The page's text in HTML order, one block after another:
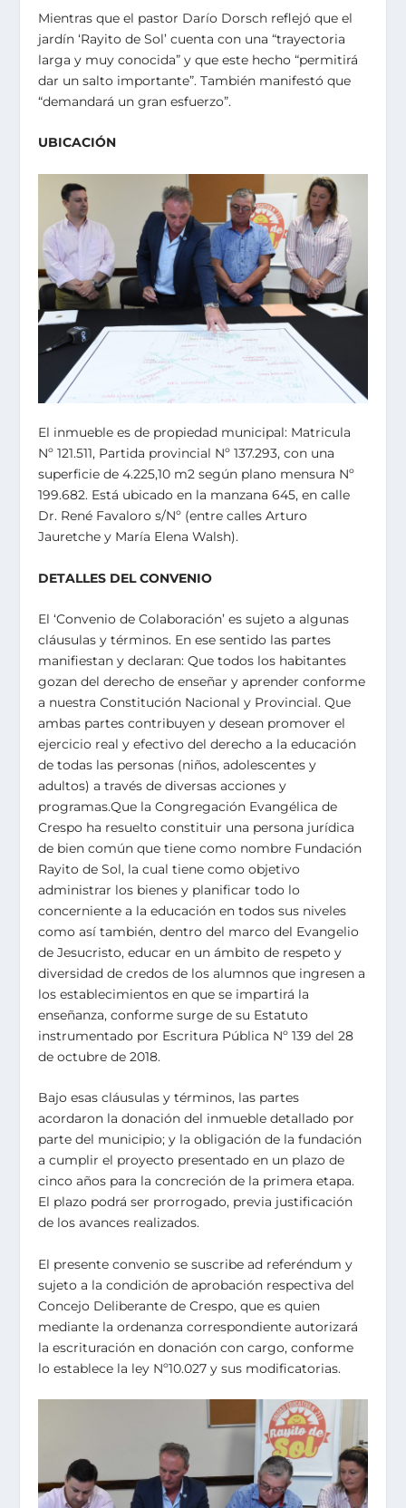
Mientras que el pastor Darío Dorsch reflejó que el
jardín ‘Rayito de Sol’ cuenta con una “trayectoria
larga y muy conocida” y que este hecho “permitirá
dar un salto importante”. También manifestó que
“demandará un gran esfuerzo”.
UBICACIÓN
El inmueble es de propiedad municipal: Matricula
Nº 121.511, Partida provincial Nº 137.293, con una
superficie de 4.225,10 m2 según plano mensura Nº
199.682. Está ubicado en la manzana 645, en calle
Dr. René Favaloro s/Nº (entre calles Arturo
Jauretche y María Elena Walsh).
DETALLES DEL CONVENIO
El ‘Convenio de Colaboración’ es sujeto a algunas
cláusulas y términos. En ese sentido las partes
manifiestan y declaran: Que todos los habitantes
gozan del derecho de enseñar y aprender conforme
a nuestra Constitución Nacional y Provincial. Que
ambas partes contribuyen y desean promover el
ejercicio real y efectivo del derecho a la educación
de todas las personas (niños, adolescentes y
adultos) a través de diversas acciones y
programas.Que la Congregación Evangélica de
Crespo ha resuelto constituir una persona jurídica
de bien común que tiene como nombre Fundación
Rayito de Sol, la cual tiene como objetivo
administrar los bienes y planificar todo lo
concerniente a la educación en todos sus niveles
como así también, dentro del marco del Evangelio
de Jesucristo, educar en un ámbito de respeto y
diversidad de credos de los alumnos que ingresen a
los establecimientos en que se impartirá la
enseñanza, conforme surge de su Estatuto
instrumentado por Escritura Pública Nº 139 del 28
de octubre de 2018.
Bajo esas cláusulas y términos, las partes
acordaron la donación del inmueble detallado por
parte del municipio; y la obligación de la fundación
a cumplir el proyecto presentado en un plazo de
cinco años para la concreción de la primera etapa.
El plazo podrá ser prorrogado, previa justificación
de los avances realizados.
El presente convenio se suscribe ad referéndum y
sujeto a la condición de aprobación respectiva del
Concejo Deliberante de Crespo, que es quien
mediante la ordenanza correspondiente autorizará
la escrituración en donación con cargo, conforme
lo establece la ley Nº10.027 y sus modificatorias.